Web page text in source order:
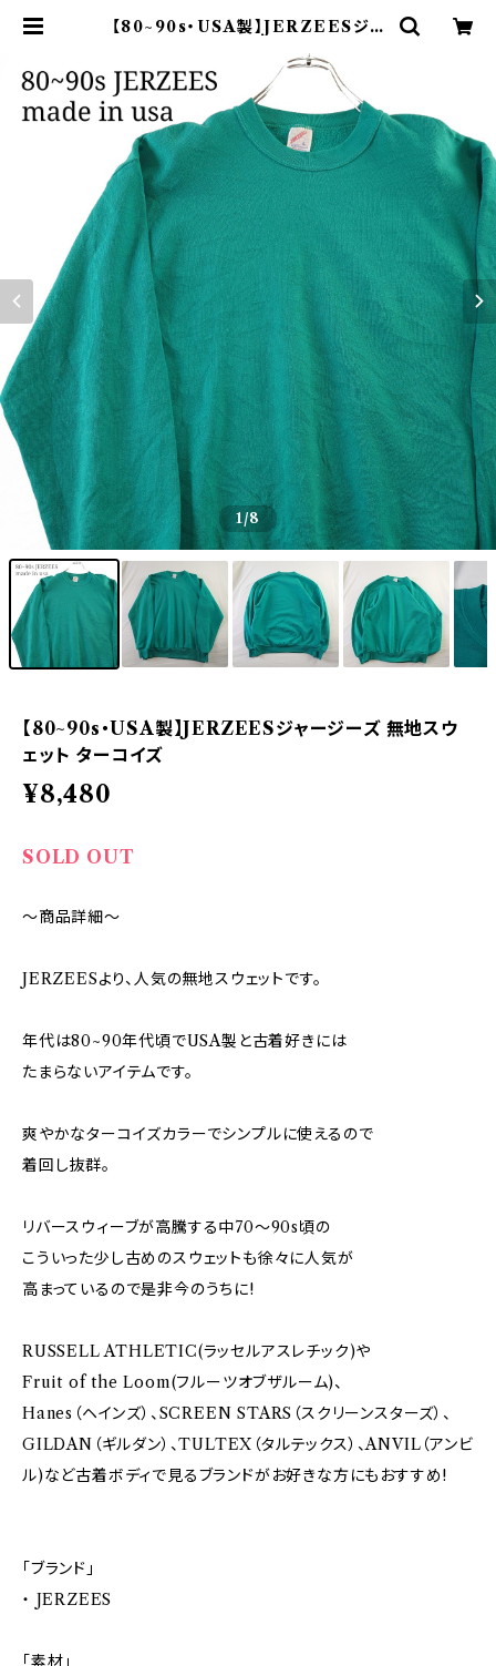
【80~90s・USA製】JERZEESジャ
| オンライン古着屋 9chord
1/8
【80~90s・USA製】JERZEESジャージーズ 無地スウ
ェット ターコイズ
¥8,480
SOLD OUT
～商品詳細～
JERZEESより、人気の無地スウェットです。
年代は80~90年代頃でUSA製と古着好きには
たまらないアイテムです。
爽やかなターコイズカラーでシンプルに使えるので
着回し抜群。
リバースウィーブが高騰する中70～90s頃の
こういった少し古めのスウェットも徐々に人気が
高まっているので是非今のうちに!
RUSSELL ATHLETIC(ラッセルアスレチック)や
Fruit of the Loom(フルーツオブザルーム)、
Hanes（ヘインズ）、SCREEN STARS（スクリーンスターズ）、
GILDAN（ギルダン）、TULTEX（タルテックス）、ANVIL（アンビ
ル)など古着ボディで見るブランドがお好きな方にもおすすめ!
「ブランド」
・ JERZEES
「素材」